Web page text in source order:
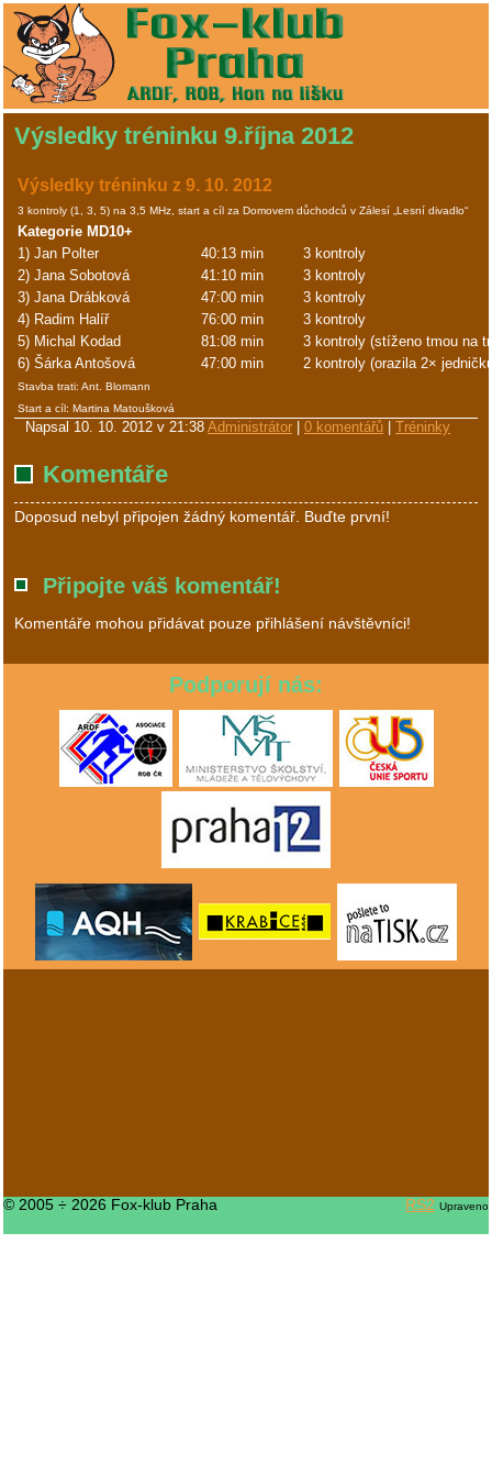
Výsledky tréninku 9.října 2012
Výsledky tréninku z 9. 10. 2012
3 kontroly (1, 3, 5) na 3,5 MHz, start a cíl za Domovem důchodců v Zálesí „Lesní divadlo“
Kategorie MD10+
1) Jan Polter
40:13 min
3 kontroly
2) Jana Sobotová
41:10 min
3 kontroly
3) Jana Drábková
47:00 min
3 kontroly
4) Radim Halíř
76:00 min
3 kontroly
5) Michal Kodad
81:08 min
3 kontroly (stíženo tmou na
6) Šárka Antošová
47:00 min 2 kontroly (orazila 2×
Stavba trati: Ant. Blomann
Start a cíl: Martina Matoušková
Napsal 10. 10. 2012 v 21:38 Administrátor 0 komentářů Tréninky
Komentáře
Doposud nebyl připojen žádný komentář. Buďte první!
Připojte váš komentář!
Komentáře mohou přidávat pouze přihlášení návštěvníci!
Podporují nás:
© 2005 ÷ 2026 Fox-klub Praha RS2 Upraveno